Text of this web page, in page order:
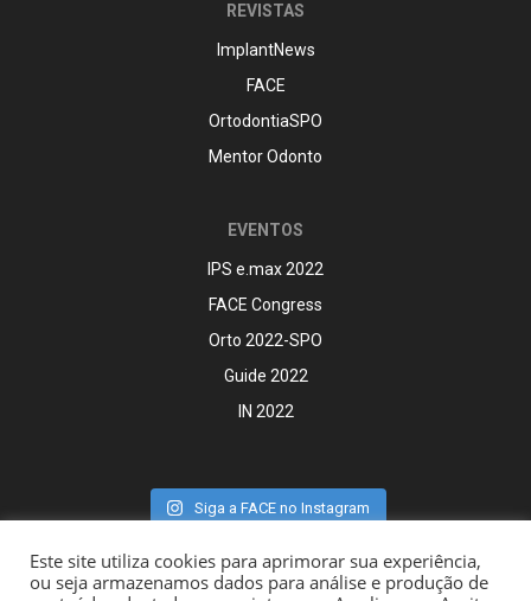
REVISTAS
ImplantNews
FACE
OrtodontiaSPO
Mentor Odonto
EVENTOS
IPS e.max 2022
FACE Congress
Orto 2022-SPO
Guide 2022
IN 2022
Siga a FACE no Instagram
Este site utiliza cookies para aprimorar sua experiência,
ou seja armazenamos dados para análise e produção de